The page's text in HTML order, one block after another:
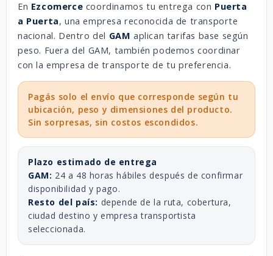
En Ezcomerce coordinamos tu entrega con Puerta
a Puerta, una empresa reconocida de transporte
nacional. Dentro del GAM aplican tarifas base según
peso. Fuera del GAM, también podemos coordinar
con la empresa de transporte de tu preferencia.
Pagás solo el envío que corresponde según tu
ubicación, peso y dimensiones del producto.
Sin sorpresas, sin costos escondidos.
Plazo estimado de entrega
GAM: 24 a 48 horas hábiles después de confirmar
disponibilidad y pago.
Resto del país: depende de la ruta, cobertura,
ciudad destino y empresa transportista
seleccionada.